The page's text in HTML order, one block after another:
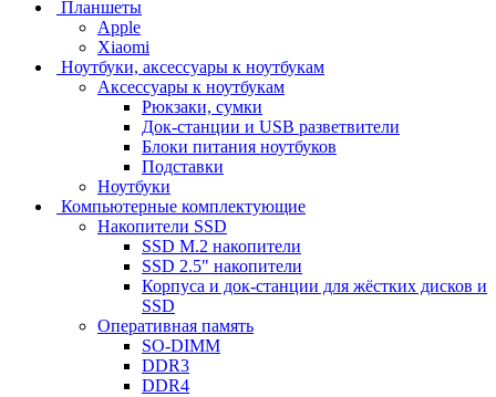
Планшеты
Apple
Xiaomi
Ноутбуки, аксессуары к ноутбукам
Аксессуары к ноутбукам
Рюкзаки, сумки
Док-станции и USB разветвители
Блоки питания ноутбуков
Подставки
Ноутбуки
Компьютерные комплектующие
Накопители SSD
SSD M.2 накопители
SSD 2.5" накопители
Корпуса и док-станции для жёстких дисков и
SSD
Оперативная память
SO-DIMM
DDR3
DDR4